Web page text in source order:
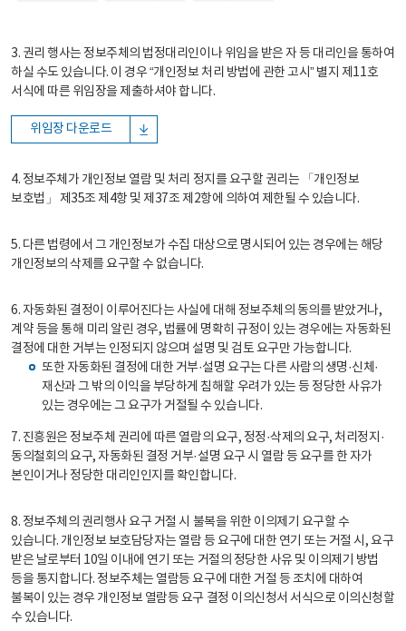
3. 권리 행사는 정보주체의 법정대리인이나 위임을 받은 자 등 대리인을 통하여
하실 수도 있습니다. 이 경우 “개인정보 처리 방법에 관한 고시” 별지 제11호
서식에 따른 위임장을 제출하셔야 합니다.
위임장 다운로드
4. 정보주체가 개인정보 열람 및 처리 정지를 요구할 권리는 「개인정보
보호법」 제35조 제4항 및 제37조 제2항에 의하여 제한될 수 있습니다.
5. 다른 법령에서 그 개인정보가 수집 대상으로 명시되어 있는 경우에는 해당
개인정보의 삭제를 요구할 수 없습니다.
6. 자동화된 결정이 이루어진다는 사실에 대해 정보주체의 동의를 받았거나,
계약 등을 통해 미리 알린 경우, 법률에 명확히 규정이 있는 경우에는 자동화된
결정에 대한 거부는 인정되지 않으며 설명 및 검토 요구만 가능합니다.
또한 자동화된 결정에 대한 거부·설명 요구는 다른 사람의 생명·신체·
재산과 그 밖의 이익을 부당하게 침해할 우려가 있는 등 정당한 사유가
있는 경우에는 그 요구가 거절될 수 있습니다.
7. 진흥원은 정보주체 권리에 따른 열람의 요구, 정정·삭제의 요구, 처리정지·
동의철회의 요구, 자동화된 결정 거부·설명 요구 시 열람 등 요구를 한 자가
본인이거나 정당한 대리인인지를 확인합니다.
8. 정보주체의 권리행사 요구 거절 시 불복을 위한 이의제기 요구할 수
있습니다. 개인정보 보호담당자는 열람 등 요구에 대한 연기 또는 거절 시, 요구
받은 날로부터 10일 이내에 연기 또는 거절의 정당한 사유 및 이의제기 방법
등을 통지합니다. 정보주체는 열람등 요구에 대한 거절 등 조치에 대하여
불복이 있는 경우 개인정보 열람등 요구 결정 이의신청서 서식으로 이의신청할
수 있습니다.